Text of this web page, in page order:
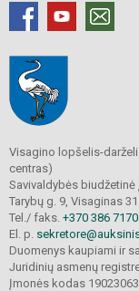
Visagino lopšelis-
centras)
Savivaldybės biudžetinė
Tarybų g. 9, Visaginas
Tel./ faks. +370 386
El. p.
Duomenys kaupiami ir
Juridinių asmenų
Įmonės kodas